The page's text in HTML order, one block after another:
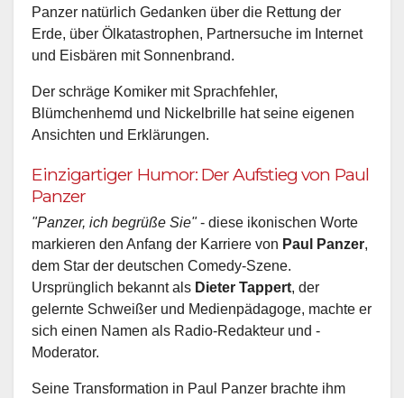
Panzer natürlich Gedanken über die Rettung der
Erde, über Ölkatastrophen, Partnersuche im Internet
und Eisbären mit Sonnenbrand.
Der schräge Komiker mit Sprachfehler,
Blümchenhemd und Nickelbrille hat seine eigenen
Ansichten und Erklärungen.
Einzigartiger Humor: Der Aufstieg von Paul
Panzer
"Panzer, ich begrüße Sie"- diese ikonischen Worte
markieren den Anfang der Karriere von Paul Panzer,
dem Star der deutschen Comedy-Szene.
Ursprünglich bekannt als Dieter Tappert, der
gelernte Schweißer und Medienpädagoge, machte er
sich einen Namen als Radio-Redakteur und -
Moderator.
Seine Transformation in Paul Panzer brachte ihm